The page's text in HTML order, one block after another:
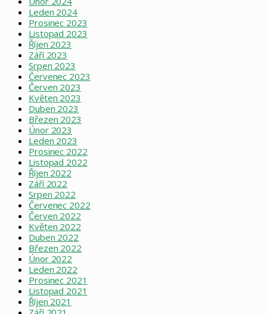
Leden 2024
Prosinec 2023
Listopad 2023
Říjen 2023
Září 2023
Srpen 2023
Červenec 2023
Červen 2023
Květen 2023
Duben 2023
Březen 2023
Únor 2023
Leden 2023
Prosinec 2022
Listopad 2022
Říjen 2022
Září 2022
Srpen 2022
Červenec 2022
Červen 2022
Květen 2022
Duben 2022
Březen 2022
Únor 2022
Leden 2022
Prosinec 2021
Listopad 2021
Říjen 2021